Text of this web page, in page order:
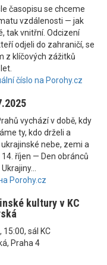
časopisu se chceme
vzdálenosti — jak
tak vnitřní. Odcizení
odjeli do zahraničí, se
z klíčových zážitků
číslo na Porohy.cz
vychází v době, kdy
ty, kdo drželi a
nebe, zemi a
říjen — Den obránců
Porohy.cz
kultury v KC
15:00, sál KC
Praha 4